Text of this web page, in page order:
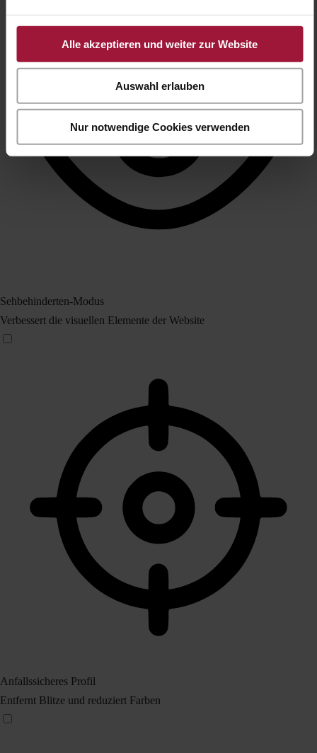
Alle akzeptieren und weiter zur Website
Auswahl erlauben
Nur notwendige Cookies verwenden
Sehbehinderten-Modus
Verbessert die visuellen Elemente der Website
Anfallssicheres Profil
Entfernt Blitze und reduziert Farben